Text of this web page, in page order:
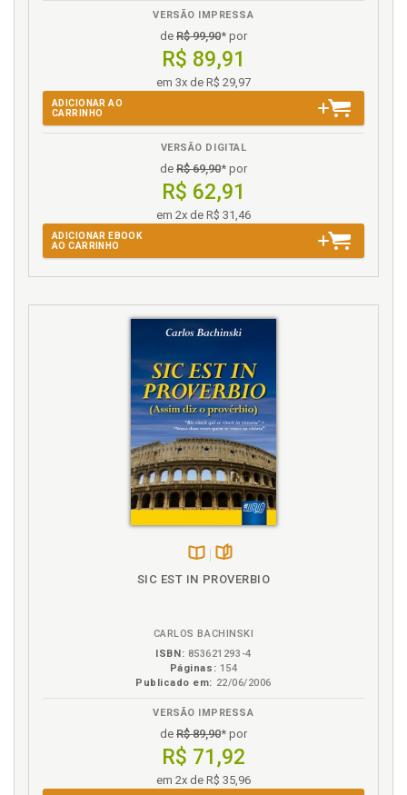
VERSÃO IMPRESSA
de R$ 99,90* por
R$ 89,91
em 3x de R$ 29,97
ADICIONAR AO
CARRINHO
VERSÃO DIGITAL
de R$ 69,90* por
R$ 62,91
em 2x de R$ 31,46
ADICIONAR EBOOK
AO CARRINHO
SIC EST IN PROVERBIO
CARLOS BACHINSKI
ISBN: 853621293-4
Páginas: 154
Publicado em: 22/06/2006
VERSÃO IMPRESSA
de R$ 89,90* por
R$ 71,92
em 2x de R$ 35,96